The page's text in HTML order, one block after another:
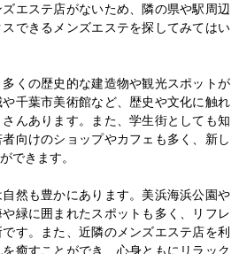
エステ店がないため、隣の県や駅周辺
できるメンズエステを探してみてはい
くの歴史的な建造物や観光スポットが
千葉市美術館など、歴史や文化に触れ
んあります。また、学生街としても知
向けのショップやカフェも多く、新し
できます。
然も豊かにあります。美浜海浜公園や
緑に囲まれたスポットも多く、リフレ
す。また、近隣のメンズエステ店を利
癒すことができ、心身ともにリラック